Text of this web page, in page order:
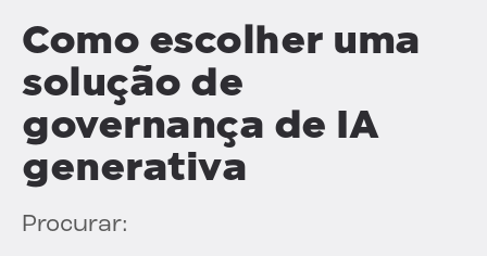
Como escolher uma
solução de
governança de IA
generativa
Procurar: